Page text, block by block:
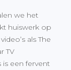
we het
huiswerk op
als The
TV
is een fervent